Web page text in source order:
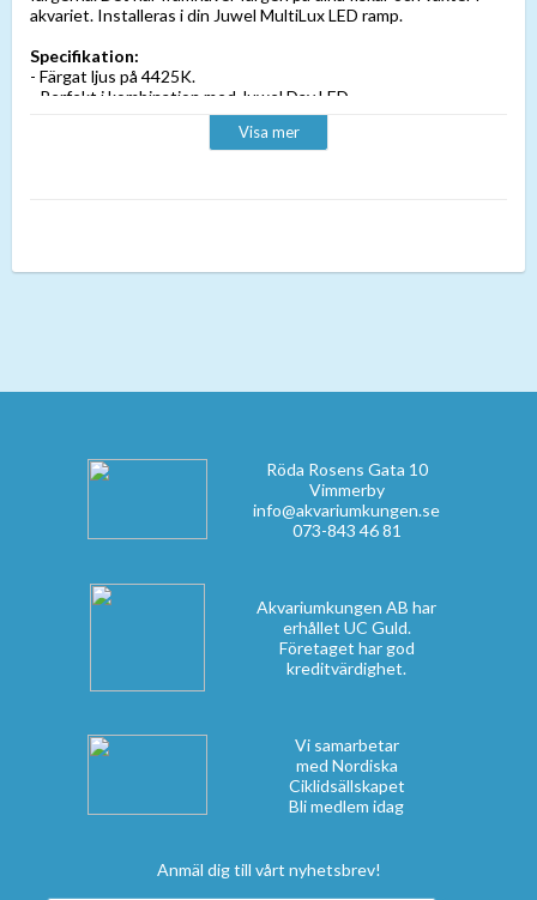
akvariet. Installeras i din Juwel MultiLux LED ramp.
Specifikation:
- Färgat ljus på 4425K.
- Perfekt i kombination med Juwel Day LED.
- 50% mindre energiförbrukning jämfört med T5 lysrör.
Visa mer
Röda Rosens Gata 10
Vimmerby
info@akvariumkungen.se
073-843 46 81
Akvariumkungen AB har
erhållet UC Guld.
Företaget har god
kreditvärdighet.
Vi samarbetar
med Nordiska
Ciklidsällskapet
Bli medlem idag
Anmäl dig till vårt nyhetsbrev!